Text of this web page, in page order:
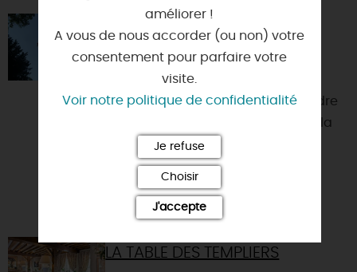
GRIMPE D'ARBRES À
L'ARBORETUM DES BARRES
45290 - NOGENT-SUR-VERNISSON
Grimper dans les arbres, c’est perdre
ses repères de terrien, prendre de la
hauteur, oser se dépasser et
s’immerger dans un univ...
LA TABLE DES TEMPLIERS
améliorer !
A vous de nous accorder (ou non) votre
consentement pour parfaire votre
visite.
Voir notre politique de confidentialité
Je refuse
Choisir
J'accepte